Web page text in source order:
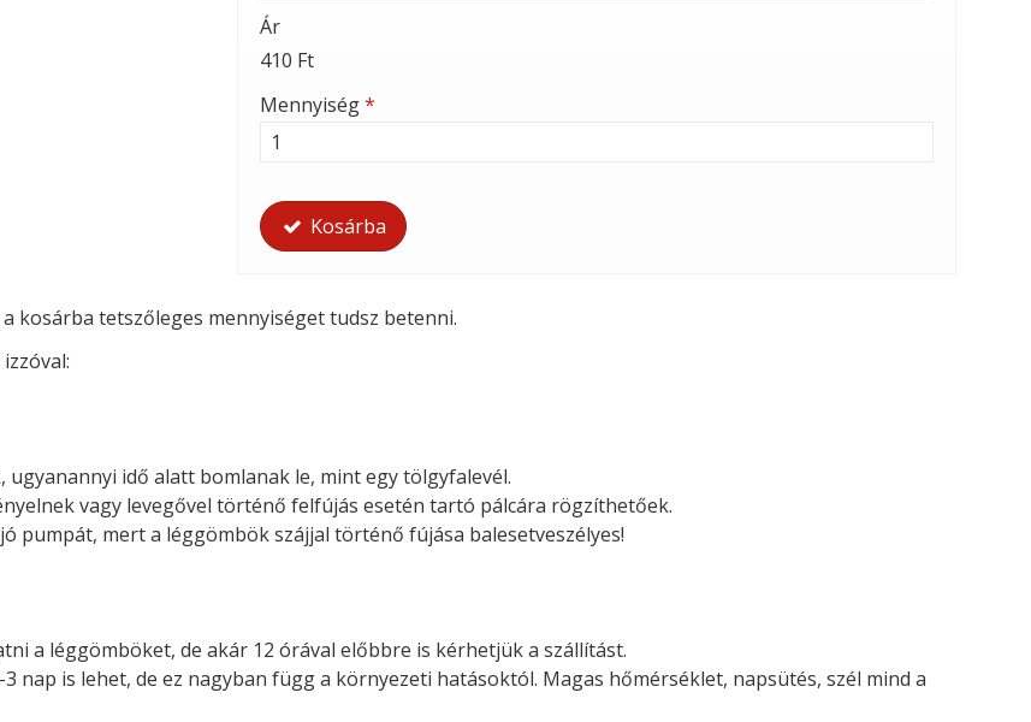
Ár
410 Ft
Mennyiség*
Kosárba
kosárba tetszőleges mennyiséget tudsz betenni.
, ugyanannyi idő alatt bomlanak le, mint egy tölgyfalevél.
vagy levegővel történő felfújás esetén tartó pálcára rögzíthetőek.
pumpát, mert a léggömbök szájjal történő fújása balesetveszélyes!
a léggömböket, de akár 12 órával előbbre is kérhetjük a szállítást.
nap is lehet, de ez nagyban függ a környezeti hatásoktól. Magas hőmérséklet, napsütés, szél mind a